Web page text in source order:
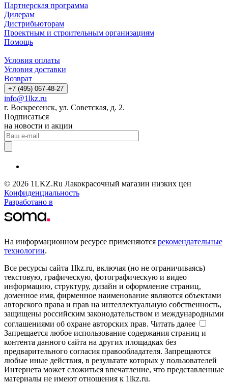
Партнерская программа
Дилерам
Дистрибьюторам
Проектным и строительным организациям
Помощь
Условия оплаты
Условия доставки
Возврат
+7 (495) 067-48-27
info@1lkz.ru
г. Воскресенск, ул. Советская, д. 2.
Подписаться
на новости и акции
© 2026 1LKZ.Ru Лакокрасочный магазин низких цен
Конфиденциальность
Разработано в
На информационном ресурсе применяются рекомендательные
технологии.
Все ресурсы сайта 1lkz.ru, включая (но не ограничиваясь)
текстовую, графическую, фотографическую и видео
информацию, структуру, дизайн и оформление страниц,
доменное имя, фирменное наименование являются объектами
авторского права и прав на интеллектуальную собственность,
защищены российским законодательством и международными
соглашениями об охране авторских прав. Читать далее
Запрещается любое использование содержания страниц и
контента данного сайта на других площадках без
предварительного согласия правообладателя. Запрещаются
любые иные действия, в результате которых у пользователей
Интернета может сложиться впечатление, что представленные
материалы не имеют отношения к 1lkz.ru.